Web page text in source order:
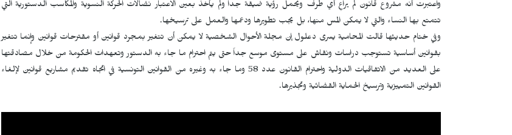
واعتبرت أنه مشروع قانون لم يراعِ أي طرف ويحمل رؤية ضيقة جداً ولم يأخذ بعين الاعتبار نضالات الحركة النسوية والمكاسب الدستورية التي
تتمتع بها النساء والتي لا يمكن المس منها، بل يجب تطويرها ودعمها والعمل على ترسيخها.
وفي ختام حديثها قالت المحامية يسرى دعلول إن مجلة الأحوال الشخصية لا يمكن أن تتغير بمجرد قوانين أو مقترحات قوانين وإنما تتغير
بقوانين أساسية تستوجب دراسات ونقاش على مستوى موسع جداً حتى يتم احترام ما جاء به الدستور وتعهدات الحكومة من خلال مصادقتها
على العديد من الاتفاقيات الدولية واحترام القانون عدد 58 وما جاء به وغيره من القوانين التونسية في اتجاه تقديم مشاريع قوانين لإلغاء
القوانين التمييزية وترسيخ الحماية القضائية وتجذيرها.